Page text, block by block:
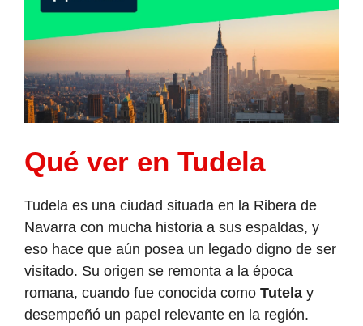
Qué ver en Tudela
Tudela es una ciudad situada en la Ribera de
Navarra con mucha historia a sus espaldas, y
eso hace que aún posea un legado digno de ser
visitado. Su origen se remonta a la época
romana, cuando fue conocida como Tutela y
desempeñó un papel relevante en la región.